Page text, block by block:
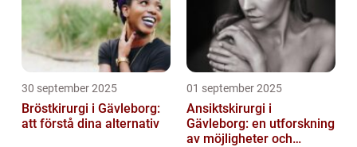
30 september 2025
Bröstkirurgi i Gävleborg:
att förstå dina alternativ
01 september 2025
Ansiktskirurgi i
Gävleborg: en utforskning
av möjligheter och